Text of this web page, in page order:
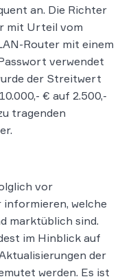
an. Die Richter
mit Urteil vom
Router mit einem
verwendet
der Streitwert
€ auf 2.500,-
tragenden
vor
welche
marktüblich sind.
im Hinblick auf
der
werden. Es ist